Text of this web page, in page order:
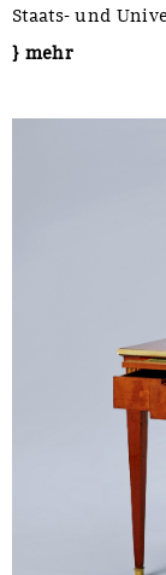
Staats- und
} mehr